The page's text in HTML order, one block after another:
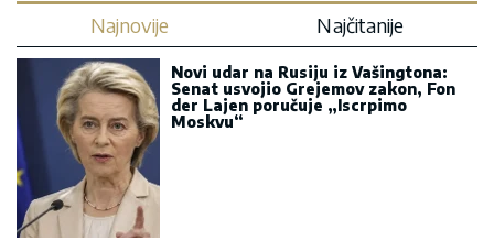
Najnovije Najčitanije
Novi udar na Rusiju iz Vašingtona:
Senat usvojio Grejemov zakon, Fon
der Lajen poručuje „Iscrpimo
Moskvu“